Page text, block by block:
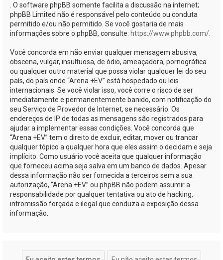
. O software phpBB somente facilita a discussão na internet;
phpBB Limited não é responsável pelo conteúdo ou conduta
permitido e/ou não permitido. Se você gostaria de mais
informações sobre o phpBB, consulte: https://www.phpbb.com/
Você concorda em não enviar qualquer mensagem abusiva,
obscena, vulgar, insultuosa, de ódio, ameaçadora, pornográfica
ou qualquer outro material que possa violar qualquer lei do seu
país, do país onde “Arena +EV” está hospedado ou leis
internacionais. Se você violar isso, você corre o risco de ser
imediatamente e permanentemente banido, com notificação do
seu Serviço de Provedor de Internet, se necessário. Os
endereços de IP de todas as mensagens são registrados para
ajudar a implementar essas condições. Você concorda que
“Arena +EV” tem o direito de excluir, editar, mover ou trancar
qualquer tópico a qualquer hora que eles assim o decidam e seja
implícito. Como usuário você aceita que qualquer informação
que forneceu acima seja salva em um banco de dados. Apesar
dessa informação não ser fornecida a terceiros sem a sua
autorização, “Arena +EV” ou phpBB não podem assumir a
responsabilidade por qualquer tentativa ou ato de hacking,
intromissão forçada e ilegal que conduza a exposição dessa
informação.